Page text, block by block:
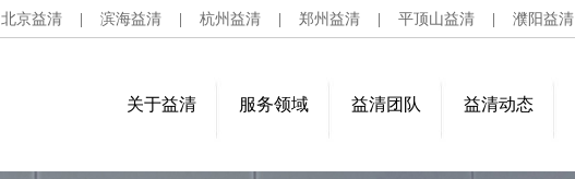
北京益清 滨海益清 杭州益清 郑州益清 平顶山益清 濮阳益清
关于益清 服务领域 益清团队 益清动态